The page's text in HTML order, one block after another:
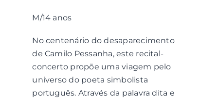
M/14 anos
No centenário do desaparecimento
de Camilo Pessanha, este recital-
concerto propõe uma viagem pelo
universo do poeta simbolista
português. Através da palavra dita e